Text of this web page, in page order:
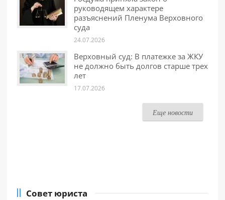
руководящем характере
разъяснений Пленума Верховного
суда
24.07.2026
Верховный суд: В платежке за ЖКУ
не должно быть долгов старше трех
лет
17.07.2026
Еще новости
Совет юриста